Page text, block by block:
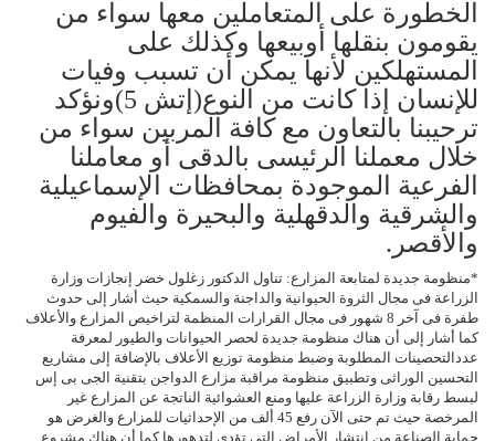
الخطورة على المتعاملين معها سواء من
يقومون بنقلها أوبيعها وكذلك على
المستهلكين لأنها يمكن أن تسبب وفيات
للإنسان إذا كانت من النوع(إتش 5)ونؤكد
ترحيبنا بالتعاون مع كافة المربين سواء من
خلال معملنا الرئيسى بالدقى أو معاملنا
الفرعية الموجودة بمحافظات الإسماعيلية
والشرقية والدقهلية والبحيرة والفيوم
والأقصر.
*منظومة جديدة لمتابعة المزارع: تناول الدكتور زغلول خضر إنجازات وزارة
الزراعة فى مجال الثروة الحيوانية والداجنة والسمكية حيث أشار إلى حدوث
طفرة فى آخر 8 شهور فى مجال القرارات المنظمة لتراخيص المزارع والأعلاف
كما أشار إلى أن هناك منظومة جديدة لحصر الحيوانات والطيور لمعرفة
عددالتحصينات المطلوبة وضبط منظومة توزيع الأعلاف بالإضافة إلى مشاريع
التحسين الوراثى وتطبيق منظومة مراقبة مزارع الدواجن بتقنية الجى بى إس
لبسط رقابة وزارة الزراعة عليها ومنع العشوائية الناتجة عن المزارع غير
المرخصة حيث تم حتى الآن رفع 45 ألف من الإحداثيات للمزارع والغرض هو
حماية الصناعة من انتشار الأمراض التى تؤدى لتدهورها كما أن هناك مشروع